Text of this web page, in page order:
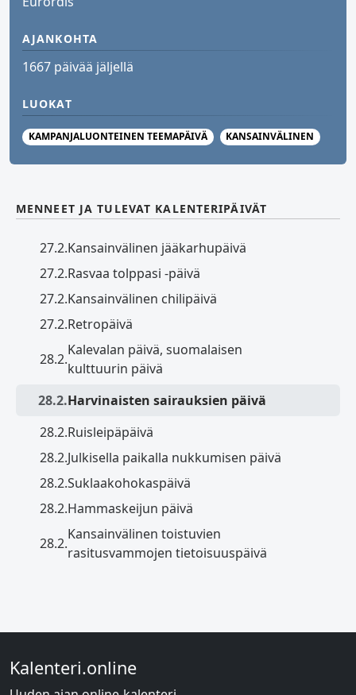
AJANKOHTA
1667 päivää jäljellä
LUOKAT
KAMPANJALUONTEINEN TEEMAPÄIVÄ KANSAINVÄLINEN
MENNEET JA TULEVAT KALENTERIPÄIVÄT
27.2.Kansainvälinen jääkarhupäivä
27.2.Rasvaa tolppasi -päivä
27.2.Kansainvälinen chilipäivä
27.2.Retropäivä
28.2.
Kalevalan päivä, suomalaisen
kulttuurin päivä
28.2.Harvinaisten sairauksien päivä
28.2.Ruisleipäpäivä
28.2.Julkisella paikalla nukkumisen päivä
28.2.Suklaakohokaspäivä
28.2.Hammaskeijun päivä
28.2.
Kansainvälinen toistuvien
rasitusvammojen tietoisuuspäivä
Kalenteri.online